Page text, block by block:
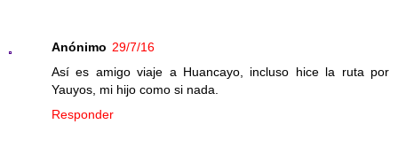
Anónimo 29/7/16
Así es amigo viaje a Huancayo, incluso hice la ruta por
Yauyos, mi hijo como si nada.
Responder